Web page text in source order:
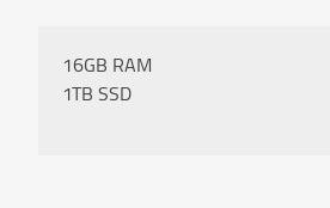
16GB RAM
1TB SSD